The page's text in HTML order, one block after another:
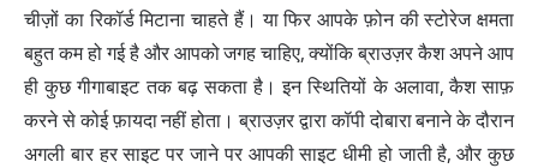
चीज़ों का रिकॉर्ड मिटाना चाहते हैं। या फिर आपके फ़ोन की स्टोरेज क्षमता
बहुत कम हो गई है और आपको जगह चाहिए, क्योंकि ब्राउज़र कैश अपने आप
ही कुछ गीगाबाइट तक बढ़ सकता है। इन स्थितियों के अलावा, कैश साफ़
करने से कोई फ़ायदा नहीं होता। ब्राउज़र द्वारा कॉपी दोबारा बनाने के दौरान
अगली बार हर साइट पर जाने पर आपकी साइट धीमी हो जाती है, और कुछ